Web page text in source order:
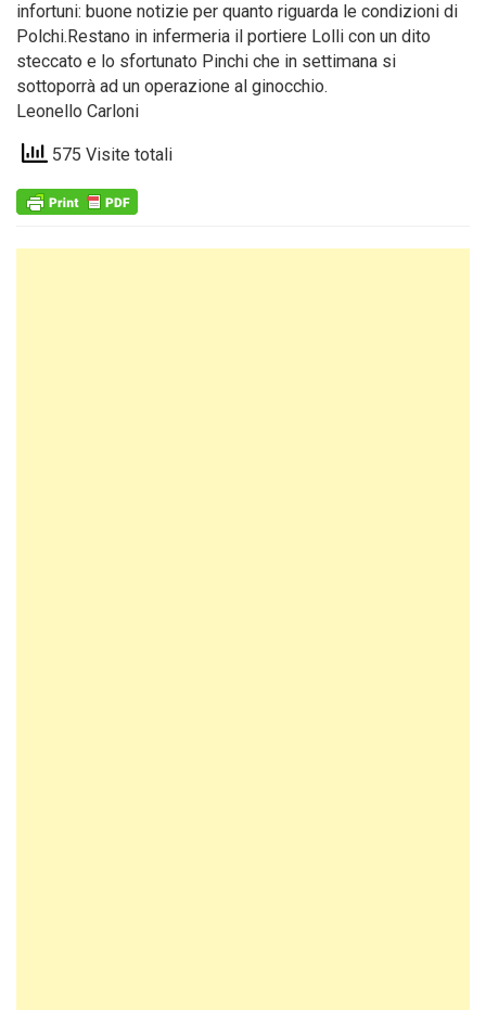
infortuni: buone notizie per quanto riguarda le condizioni di
Polchi.Restano in infermeria il portiere Lolli con un dito
steccato e lo sfortunato Pinchi che in settimana si
sottoporrà ad un operazione al ginocchio.
Leonello Carloni
575 Visite totali